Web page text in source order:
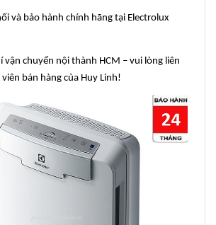
và bảo hành chính hãng tại Electrolux
vận chuyển nội thành HCM – vui lòng liên
bán hàng của Huy Linh!